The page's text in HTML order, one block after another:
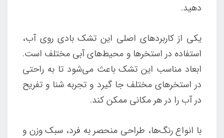
دهید.
یکی از کاربردهای اصلی این تشک بادی روی آب،
استفاده در استخرها و محیط‌های آبی مختلف است.
ابعاد مناسب این تشک باعث می‌شود تا به راحتی
در استخرهای مختلف جا گیرد و تجربه شنا و تفریح
در آب را در هر مکانی ممکن کند.
با انواع رنگ‌ها، طراحی منحصر به فرد، سبک وزن و